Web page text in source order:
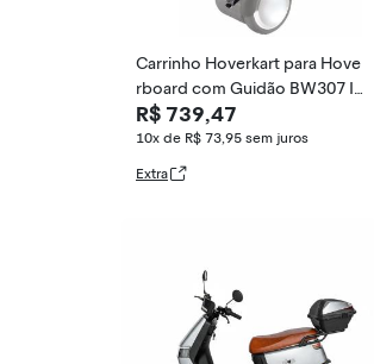
Carrinho Hoverkart para Hove
rboard com Guidão BW307 I
MPORTWAY
R$ 739,47
10x de R$ 73,95 sem juros
Extra